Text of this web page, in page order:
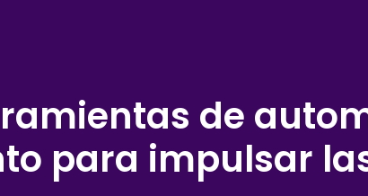
de
para impulsar